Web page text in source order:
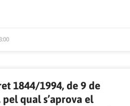
1844/1994, de 9 de
qual s’aprova el